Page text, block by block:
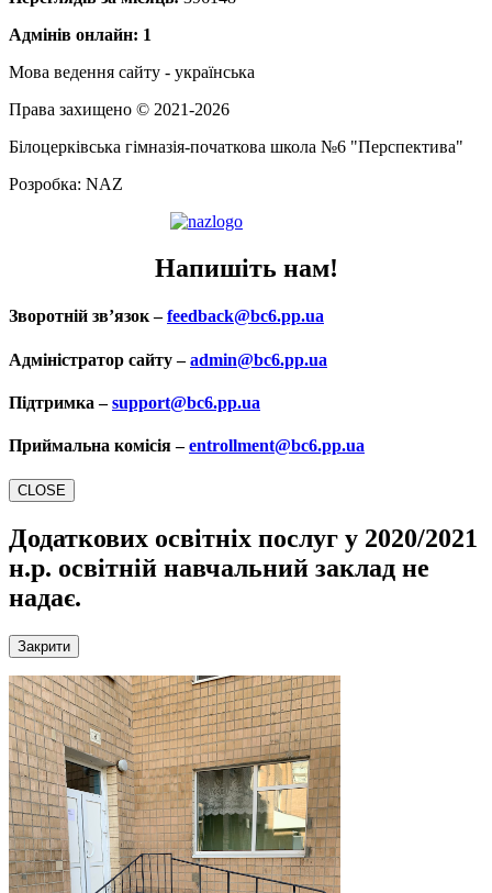
Адмінів онлайн: 1
Мова ведення сайту - українська
Права захищено © 2021-2026
Білоцерківська гімназія-початкова школа №6 "Перспектива"
Розробка: NAZ
Напишіть нам!
Зворотній зв’язок –feedback@bc6.pp.ua
Адміністратор сайту –admin@bc6.pp.ua
Підтримка –support@bc6.pp.ua
Приймальна комісія –entrollment@bc6.pp.ua
CLOSE
Додаткових освітніх послуг у 2020/2021
н.р. освітній навчальний заклад не
надає.
Закрити